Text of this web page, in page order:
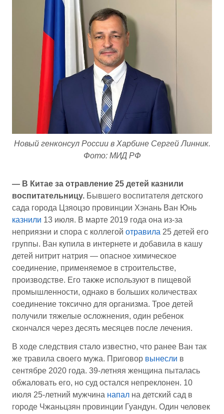
Новый генконсул России в Харбине Сергей Линник.
Фото: МИД РФ
— В Китае за отравление 25 детей казнили
воспитательницу. Бывшего воспитателя детского
сада города Цзяоцзо провинции Хэнань Ван Юнь
казнили 13 июля. В марте 2019 года она из-за
неприязни и спора с коллегой отравила 25 детей его
группы. Ван купила в интернете и добавила в кашу
детей нитрит натрия — опасное химическое
соединение, применяемое в строительстве,
производстве. Его также используют в пищевой
промышленности, однако в больших количествах
соединение токсично для организма. Трое детей
получили тяжелые осложнения, один ребенок
скончался через десять месяцев после лечения.
В ходе следствия стало известно, что ранее Ван так
же травила своего мужа. Приговор вынесли в
сентябре 2020 года. 39-летняя женщина пыталась
обжаловать его, но суд остался непреклонен. 10
июля 25-летний мужчина напал на детский сад в
городе Чжаньцзян провинции Гуандун. Один человек